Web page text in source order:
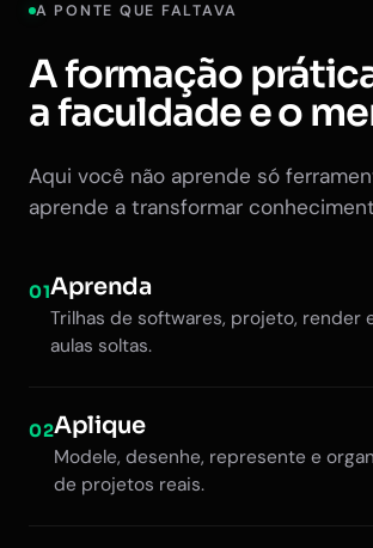
A PONTE QUE FALTAVA
A formação
a faculdade e o
Aqui você não aprende só
aprende a transformar
01Aprenda
Trilhas de softwares, projeto, render
aulas soltas.
02Aplique
Modele, desenhe, represente e
de projetos reais.